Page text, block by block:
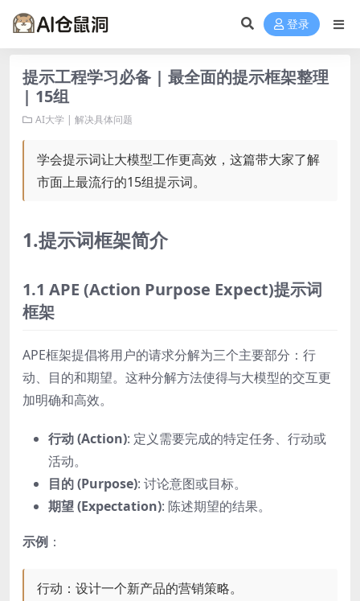
登录
提示工程学习必备 | 最全面的提示框架整理
| 15组
AI大学 | 解决具体问题
学会提示词让大模型工作更高效，这篇带大家了解
市面上最流行的15组提示词。
1.提示词框架简介
1.1 APE (Action Purpose Expect)提示词
框架
APE框架提倡将用户的请求分解为三个主要部分：行
动、目的和期望。这种分解方法使得与大模型的交互更
加明确和高效。
行动 (Action): 定义需要完成的特定任务、行动或
活动。
目的 (Purpose): 讨论意图或目标。
期望 (Expectation): 陈述期望的结果。
示例 ：
行动：设计一个新产品的营销策略。